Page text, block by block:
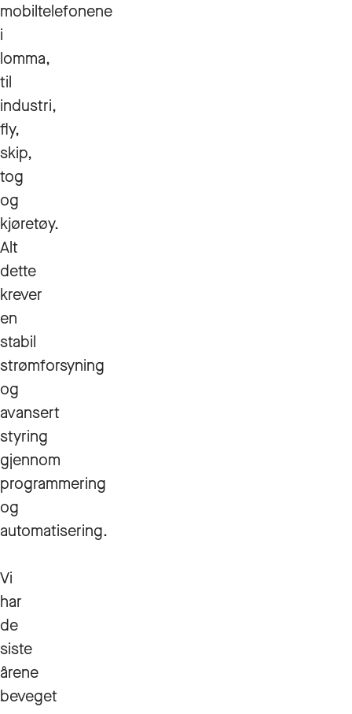
mobiltelefonene
i
lomma,
til
industri,
fly,
skip,
tog
og
kjøretøy.
Alt
dette
krever
en
stabil
strømforsyning
og
avansert
styring
gjennom
programmering
og
automatisering.
Vi
har
de
siste
årene
beveget